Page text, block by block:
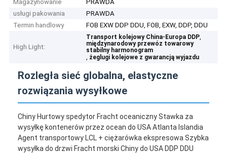
Magazynowanie
PRAWDA
usługi pakowania
PRAWDA
Termin handlowy
FOB EXW DDP DDU, FOB, EXW, DDP, DDU
High Light:
Transport kolejowy China-Europa DDP,
międzynarodowy przewóz towarowy
stabilny harmonogram
, żeglugi kolejowe z gwarancją wyjazdu
Rozległa sieć globalna, elastyczne
rozwiązania wysyłkowe
Chiny Hurtowy spedytor Fracht oceaniczny Stawka za
wysyłkę kontenerów przez ocean do USA Atlanta Islandia
Agent transportowy LCL + ciężarówka ekspresowa Szybka
wysyłka do drzwi Fracht morski Chiny do USA DDP DDU